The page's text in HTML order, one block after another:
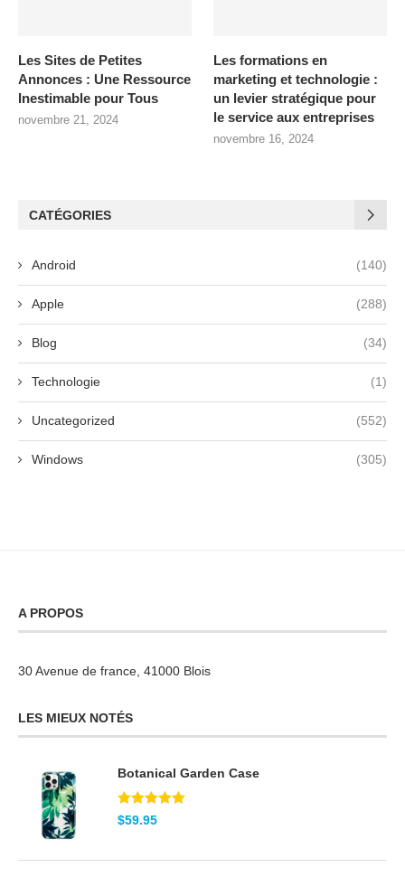
Les Sites de Petites
Annonces : Une Ressource
Inestimable pour Tous
novembre 21, 2024
Les formations en
marketing et technologie :
un levier stratégique pour
le service aux entreprises
novembre 16, 2024
CATÉGORIES
Android (140)
Apple (288)
Blog (34)
Technologie (1)
Uncategorized (552)
Windows (305)
A PROPOS
30 Avenue de france, 41000 Blois
LES MIEUX NOTÉS
Botanical Garden Case
Note5.00
sur 5
$59.95